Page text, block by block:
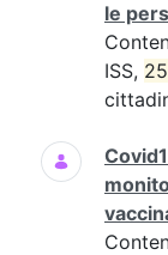
le
ISS, 25